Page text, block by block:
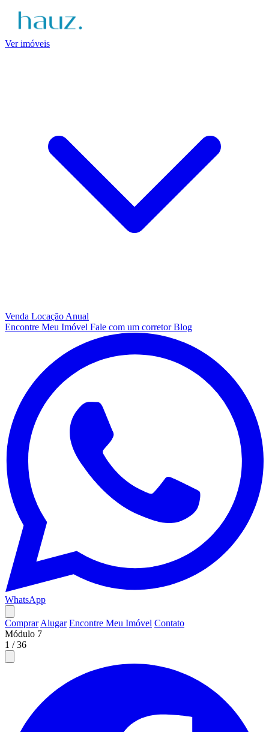
Ver imóveis
Venda Locação Anual
Encontre Meu Imóvel Fale com um corretorBlog
WhatsApp
Comprar Alugar Encontre Meu Imóvel Contato
Módulo 7
1 /36